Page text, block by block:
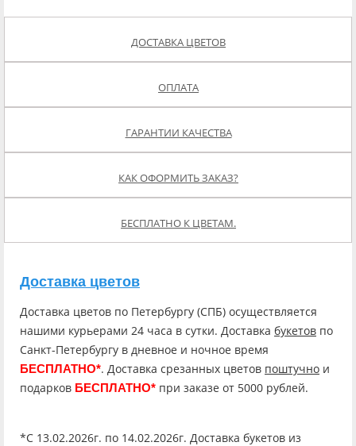
ДОСТАВКА ЦВЕТОВ
ОПЛАТА
ГАРАНТИИ КАЧЕСТВА
КАК ОФОРМИТЬ ЗАКАЗ?
БЕСПЛАТНО К ЦВЕТАМ.
Доставка цветов
Доставка цветов по Петербургу (СПБ) осуществляется
нашими курьерами 24 часа в сутки. Доставка букетов по
Санкт-Петербургу в дневное и ночное время
БЕСПЛАТНО*. Доставка срезанных цветов поштучно и
подарков БЕСПЛАТНО* при заказе от 5000 рублей.
*C 13.02.2026г. по 14.02.2026г. Доставка букетов из